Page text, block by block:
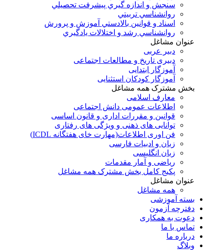
سنجش و اندازه گيري پيشرفت تحصيلي
روانشناسي تربيتي
اسناد و قوانين بالادستي آموزش و پرورش
روانشناسي رشد و اختلالات يادگيري
عنوان مشاغل
دبير عربی
دبیری تاریخ و مطالعات اجتماعی
آموزگار ابتدایی
آموزگار کودکان استثنایی
بخش مشترک همه مشاغل
معارف اسلامی
اطلاعات عمومی دانش اجتماعی
قوانین و مقررات اداری و قانون اساسی
توانایی های ذهنی و ویژگی های رفتاری
فن اوری اطلاعات(مهارت خای هفتگانه ICDL)
زبان و ادبیات فارسی
زبان انگلیسی
ریاضی و آمار مقدمات
پکیج کامل بخش مشترک همه مشاغل
عنوان مشاغل
همه مشاغل
بسته آموزشی
دفترچه آزمون
دعوت به همکاری
تماس با ما
درباره ما
وبلاگ